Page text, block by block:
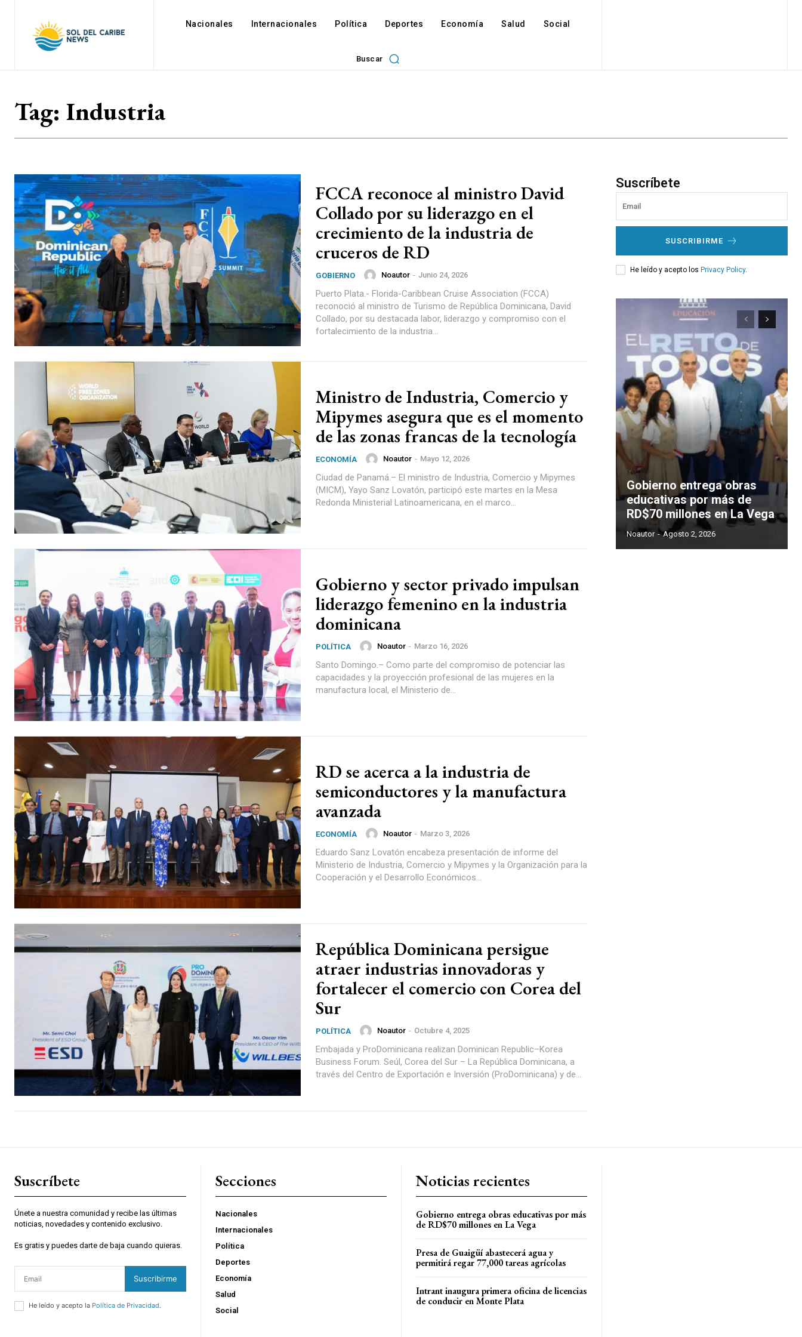
Nacionales Internacionales Política Deportes Economía Salud Social
Buscar
Tag: Industria
FCCA reconoce al ministro David
Collado por su liderazgo en el
crecimiento de la industria de
cruceros de RD
GOBIERNO Noautor - Junio 24, 2026
Puerto Plata.- Florida-Caribbean Cruise Association (FCCA)
reconoció al ministro de Turismo de República Dominicana, David
Collado, por su destacada labor, liderazgo y compromiso con el
fortalecimiento de la industria...
Ministro de Industria, Comercio y
Mipymes asegura que es el momento
de las zonas francas de la tecnología
ECONOMÍA Noautor - Mayo 12, 2026
Ciudad de Panamá.– El ministro de Industria, Comercio y Mipymes
(MICM), Yayo Sanz Lovatón, participó este martes en la Mesa
Redonda Ministerial Latinoamericana, en el marco...
Gobierno y sector privado impulsan
liderazgo femenino en la industria
dominicana
POLÍTICA Noautor - Marzo 16, 2026
Santo Domingo.– Como parte del compromiso de potenciar las
capacidades y la proyección profesional de las mujeres en la
manufactura local, el Ministerio de...
RD se acerca a la industria de
semiconductores y la manufactura
avanzada
ECONOMÍA Noautor - Marzo 3, 2026
Eduardo Sanz Lovatón encabeza presentación de informe del
Ministerio de Industria, Comercio y Mipymes y la Organización para la
Cooperación y el Desarrollo Económicos...
República Dominicana persigue
atraer industrias innovadoras y
fortalecer el comercio con Corea del
Sur
POLÍTICA Noautor - Octubre 4, 2025
Embajada y ProDominicana realizan Dominican Republic–Korea
Business Forum. Seúl, Corea del Sur – La República Dominicana, a
través del Centro de Exportación e Inversión (ProDominicana) y de...
Suscríbete
SUSCRIBIRME
He leído y acepto los Privacy Policy.
Gobierno entrega obras
educativas por más de
RD$70 millones en La Vega
Noautor - Agosto 2, 2026
Suscríbete
Únete a nuestra comunidad y recibe las últimas
noticias, novedades y contenido exclusivo.
Es gratis y puedes darte de baja cuando quieras.
Suscribirme
He leído y acepto la Política de Privacidad.
Secciones
Nacionales
Internacionales
Política
Deportes
Economía
Salud
Social
Noticias recientes
Gobierno entrega obras educativas por más
de RD$70 millones en La Vega
Presa de Guaigüí abastecerá agua y
permitirá regar 77,000 tareas agrícolas
Intrant inaugura primera oficina de licencias
de conducir en Monte Plata